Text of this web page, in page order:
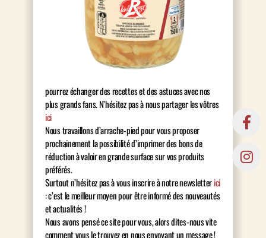
pourrez échanger des recettes et des astuces avec nos
plus grands fans. N’hésitez pas à nous partager les vôtres
ici
Nous travaillons d’arrache-pied pour vous proposer
prochainement la possibilité d’imprimer des bons de
réduction à valoir en grande surface sur vos produits
préférés.
Surtout n’hésitez pas à vous inscrire à notre newsletterici
: c’est le meilleur moyen pour être informé des nouveautés
et actualités !
Nous avons pensé ce site pour vous, alors dites-nous vite
comment vous le trouvez en nous envoyant un message !